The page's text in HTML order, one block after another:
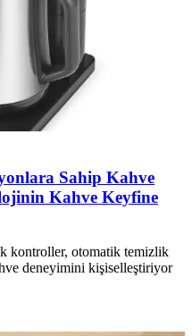
Sahip Kahve
Kahve Keyfine
kontroller, otomatik temizlik
deneyimini kişiselleştiriyor